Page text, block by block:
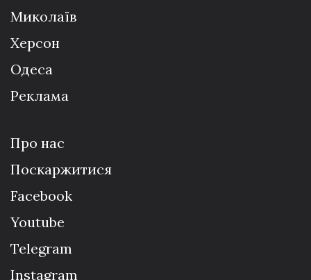
Миколаїв
Херсон
Одеса
Реклама
Про нас
Поскаржитися
Facebook
Youtube
Telegram
Instagram